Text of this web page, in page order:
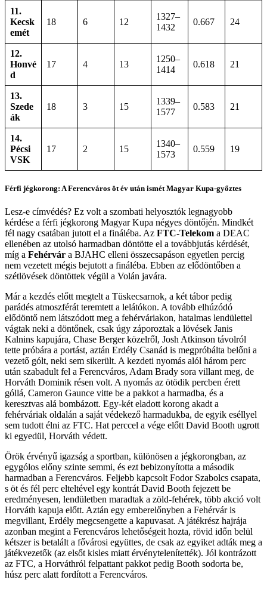
11.
Kecsk
emét
18 6 12
1327–
1432
0.667 24
12.
Honvé
d
17 4 13
1250–
1414
0.618 21
13.
Szede
ák
18 3 15
1339–
1577
0.583 21
14.
Pécsi
VSK
17 2 15
1340–
1573
0.559 19
Férfi jégkorong: A Ferencváros öt év után ismét Magyar Kupa-győztes
Lesz-e címvédés? Ez volt a szombati helyosztók legnagyobb
kérdése a férfi jégkorong Magyar Kupa négyes döntőjén. Mindkét
fél nagy csatában jutott el a fináléba. Az FTC-Telekom a DEAC
ellenében az utolsó harmadban döntötte el a továbbjutás kérdését,
míg a Fehérvár a BJAHC elleni összecsapáson egyetlen percig
nem vezetett mégis bejutott a fináléba. Ebben az elődöntőben a
szétlövések döntöttek végül a Volán javára.
Már a kezdés előtt megtelt a Tüskecsarnok, a két tábor pedig
parádés atmoszférát teremtett a lelátókon. A tovább elhúzódó
elődöntő nem látszódott meg a fehérváriakon, hatalmas lendülettel
vágtak neki a döntőnek, csak úgy záporoztak a lövések Janis
Kalnins kapujára, Chase Berger közelről, Josh Atkinson távolról
tette próbára a portást, aztán Erdély Csanád is megpróbálta belőni a
vezető gólt, neki sem sikerült. A kezdeti nyomás alól három perc
után szabadult fel a Ferencváros, Adam Brady sora villant meg, de
Horváth Dominik résen volt. A nyomás az ötödik percben érett
góllá, Cameron Gaunce vitte be a pakkot a harmadba, és a
keresztvas alá bombázott. Egy-két eladott korong akadt a
fehérváriak oldalán a saját védekező harmadukba, de egyik eséllyel
sem tudott élni az FTC. Hat perccel a vége előtt David Booth ugrott
ki egyedül, Horváth védett.
Örök érvényű igazság a sportban, különösen a jégkorongban, az
egygólos előny szinte semmi, és ezt bebizonyította a második
harmadban a Ferencváros. Feljebb kapcsolt Fodor Szabolcs csapata,
s öt és fél perc elteltével egy kontrát David Booth fejezett be
eredményesen, lendületben maradtak a zöld-fehérek, több akció volt
Horváth kapuja előtt. Aztán egy emberelőnyben a Fehérvár is
megvillant, Erdély megcsengette a kapuvasat. A játékrész hajrája
azonban megint a Ferencváros lehetőségeit hozta, rövid időn belül
kétszer is betalált a fővárosi együttes, de csak az egyiket adták meg a
játékvezetők (az elsőt kisles miatt érvénytelenítették). Jól kontrázott
az FTC, a Horváthról felpattant pakkot pedig Booth sodorta be,
húsz perc alatt fordított a Ferencváros.